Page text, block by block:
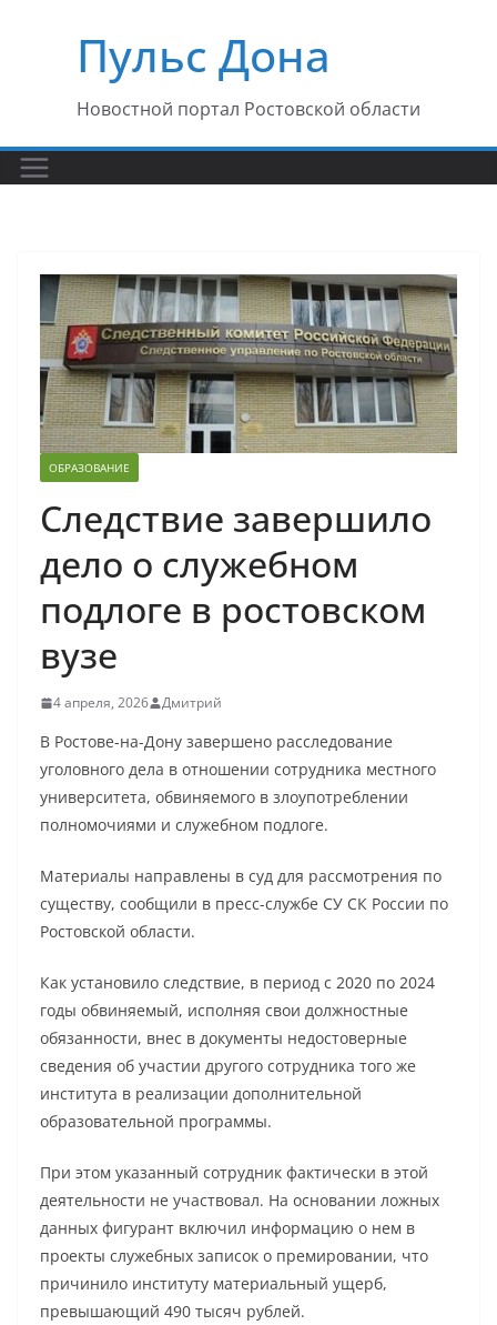
содержимомуПульс Дона
Новостной портал Ростовской области
ОБРАЗОВАНИЕ
Следствие завершило
дело о служебном
подлоге в ростовском
вузе
4 апреля, 2026 Дмитрий
В Ростове-на-Дону завершено расследование
уголовного дела в отношении сотрудника местного
университета, обвиняемого в злоупотреблении
полномочиями и служебном подлоге.
Материалы направлены в суд для рассмотрения по
существу, сообщили в пресс-службе СУ СК России по
Ростовской области.
Как установило следствие, в период с 2020 по 2024
годы обвиняемый, исполняя свои должностные
обязанности, внес в документы недостоверные
сведения об участии другого сотрудника того же
института в реализации дополнительной
образовательной программы.
При этом указанный сотрудник фактически в этой
деятельности не участвовал. На основании ложных
данных фигурант включил информацию о нем в
проекты служебных записок о премировании, что
причинило институту материальный ущерб,
превышающий 490 тысяч рублей.